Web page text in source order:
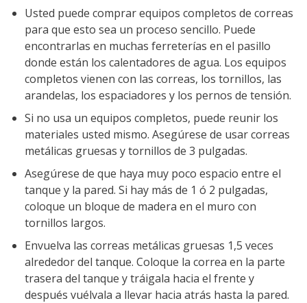
Usted puede comprar equipos completos de correas
para que esto sea un proceso sencillo. Puede
encontrarlas en muchas ferreterías en el pasillo
donde están los calentadores de agua. Los equipos
completos vienen con las correas, los tornillos, las
arandelas, los espaciadores y los pernos de tensión.
Si no usa un equipos completos, puede reunir los
materiales usted mismo. Asegúrese de usar correas
metálicas gruesas y tornillos de 3 pulgadas.
Asegúrese de que haya muy poco espacio entre el
tanque y la pared. Si hay más de 1 ó 2 pulgadas,
coloque un bloque de madera en el muro con
tornillos largos.
Envuelva las correas metálicas gruesas 1,5 veces
alrededor del tanque. Coloque la correa en la parte
trasera del tanque y tráigala hacia el frente y
después vuélvala a llevar hacia atrás hasta la pared.